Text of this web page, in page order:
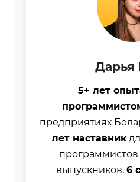
Дарья
5+ лет
предприятиях
лет наставник
программистов
выпускников. 6